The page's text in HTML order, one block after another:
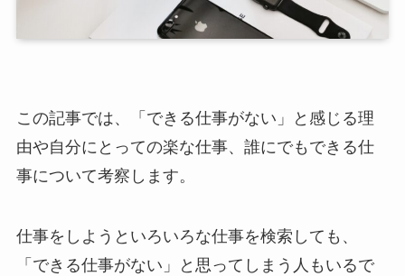
この記事では、「できる仕事がない」と感じる理
由や自分にとっての楽な仕事、誰にでもできる仕
事について考察します。
仕事をしようといろいろな仕事を検索しても、
「できる仕事がない」と思ってしまう人もいるで